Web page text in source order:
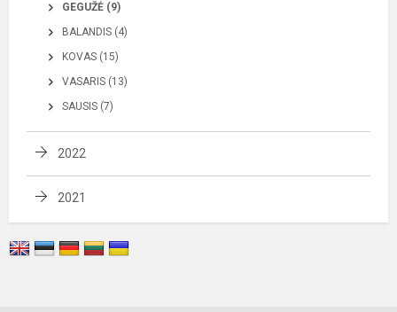
GEGUŽĖ (9)
BALANDIS (4)
KOVAS (15)
VASARIS (13)
SAUSIS (7)
2022
2021